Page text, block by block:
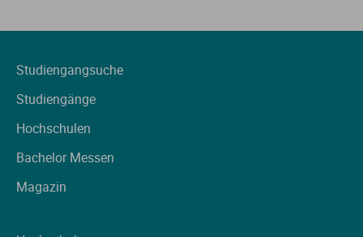
Studiengangsuche
Studiengänge
Hochschulen
Bachelor Messen
Magazin